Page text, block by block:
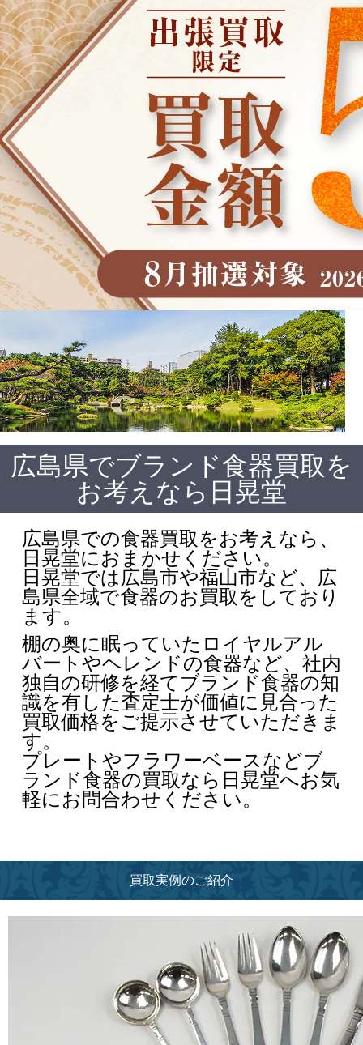
広島県でブランド食器買取を
お考えなら日晃堂
広島県での食器買取をお考えなら、
日晃堂におまかせください。
日晃堂では広島市や福山市など、広
島県全域で食器のお買取をしており
ます。
棚の奥に眠っていたロイヤルアル
バートやヘレンドの食器など、社内
独自の研修を経てブランド食器の知
識を有した査定士が価値に見合った
買取価格をご提示させていただきま
す。
プレートやフラワーベースなどブ
ランド食器の買取なら日晃堂へお気
軽にお問合わせください。
買取実例のご紹介